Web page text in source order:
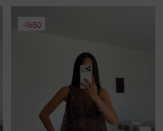
%50